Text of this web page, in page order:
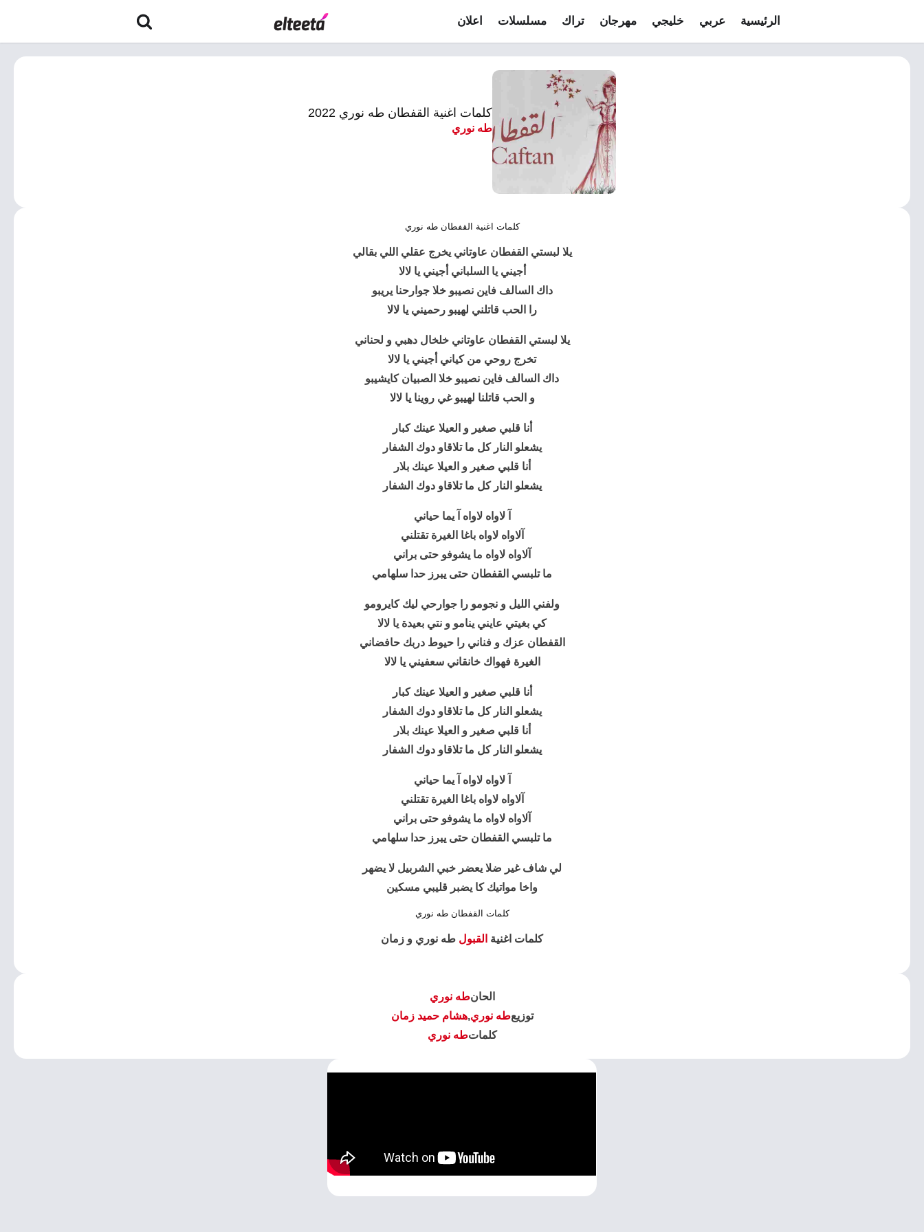
الرئيسية عربي خليجي مهرجان تراك مسلسلات اعلان
كلمات اغنية القفطان طه نوري 2022
طه نوري
كلمات اغنية القفطان طه نوري
يلا لبستي القفطان عاوتاني يخرج عقلي اللي بقالي
أجيني يا السلباني أجيني يا لالا
داك السالف فاين نصيبو خلا جوارحنا يريبو
را الحب قاتلني لهيبو رحميني يا لالا
يلا لبستي القفطان عاوتاني خلخال دهبي و لحناني
تخرج روحي من كياني أجيني يا لالا
داك السالف فاين نصيبو خلا الصبيان كايشيبو
و الحب قاتلنا لهيبو غي روينا يا لالا
أنا قلبي صغير و العيلا عينك كبار
يشعلو النار كل ما تلاقاو دوك الشفار
أنا قلبي صغير و العيلا عينك بلار
يشعلو النار كل ما تلاقاو دوك الشفار
آ لاواه لاواه آ يما حياني
آلاواه لاواه باغا الغيرة تقتلني
آلاواه لاواه ما يشوفو حتى براني
ما تلبسي القفطان حتى يبرز حدا سلهامي
ولفني الليل و نجومو را جوارحي ليك كايرومو
كي بغيتي عايني ينامو و نتي بعيدة يا لالا
القفطان عزك و فناني را حيوط دربك حافضاني
الغيرة فهواك خانقاني سعفيني يا لالا
أنا قلبي صغير و العيلا عينك كبار
يشعلو النار كل ما تلاقاو دوك الشفار
أنا قلبي صغير و العيلا عينك بلار
يشعلو النار كل ما تلاقاو دوك الشفار
آ لاواه لاواه آ يما حياني
آلاواه لاواه باغا الغيرة تقتلني
آلاواه لاواه ما يشوفو حتى براني
ما تلبسي القفطان حتى يبرز حدا سلهامي
لي شاف غير ضلا يعضر خبي الشربيل لا يضهر
واخا مواتيك كا يضبر قليبي مسكين
كلمات القفطان طه نوري
كلمات اغنية القبول طه نوري و زمان
الحانطه نوري
توزيعطه نوري,هشام حميد زمان
كلماتطه نوري